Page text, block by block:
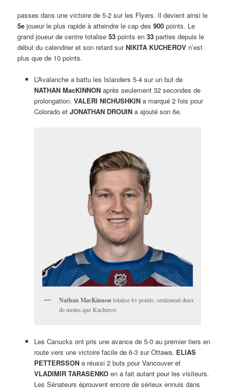
passes dans une victoire de 5-2 sur les Flyers. Il devient ainsi le
5e joueur le plus rapide à atteindre le cap des900 points. Le
grand joueur de centre totalise53 points en33 parties depuis le
début du calendrier et son retard surNIKITA KUCHEROV n’est
plus que de 10 points.
L’Avalanche a battu les Islanders 5-4 sur un but de
NATHAN MacKINNONaprès seulement 32 secondes de
prolongation. VALERI NICHUSHKINa marqué 2 fois pour
Colorado et JONATHAN DROUINa ajouté son 6e.
Nathan MacKinnon totalise 61 points, seulement deux
de moins que Kucherov.
Les Canucks ont pris une avance de 5-0 au premier tiers en
route vers une victoire facile de 6-3 sur Ottawa. ELIAS
PETTERSSONa réussi 2 buts pour Vancouver et
VLADIMIR TARASENKOen a fait autant pour les visiteurs.
Les Sénateurs éprouvent encore de sérieux ennuis dans